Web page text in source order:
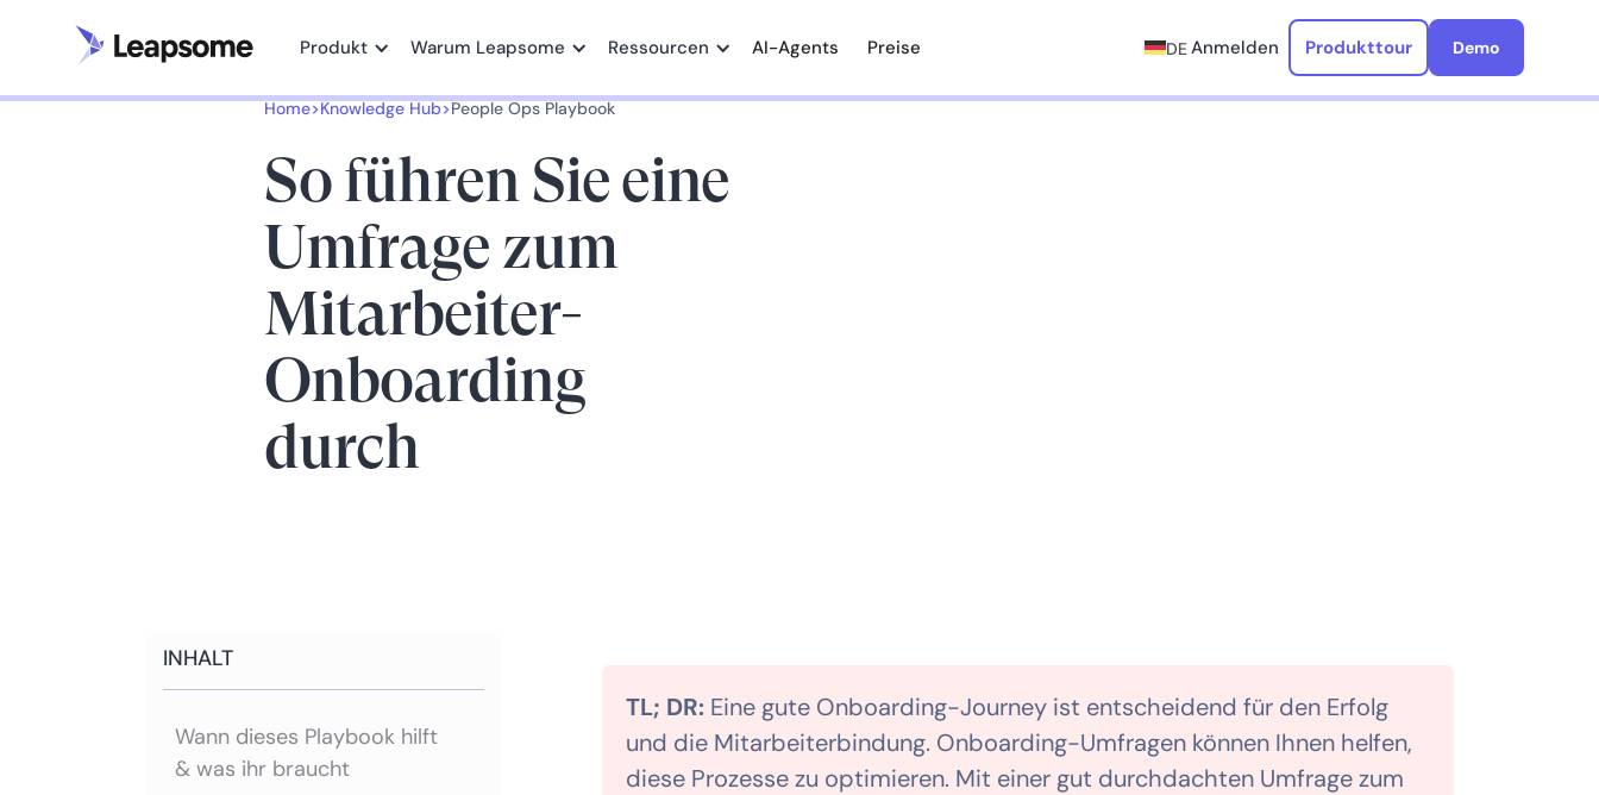
Produkt Warum Leapsome Ressourcen AI-Agents Preise DEAnmelden Produkttour Demo
Home>Knowledge Hub>People Ops Playbook
So führen Sie eine
Umfrage zum
Mitarbeiter-
Onboarding
durch
INHALT
Wann dieses Playbook hilft
& was ihr braucht
TL; DR: Eine gute Onboarding-Journey ist entscheidend für den Erfolg
und die Mitarbeiterbindung. Onboarding-Umfragen können Ihnen helfen,
diese Prozesse zu optimieren. Mit einer gut durchdachten Umfrage zum